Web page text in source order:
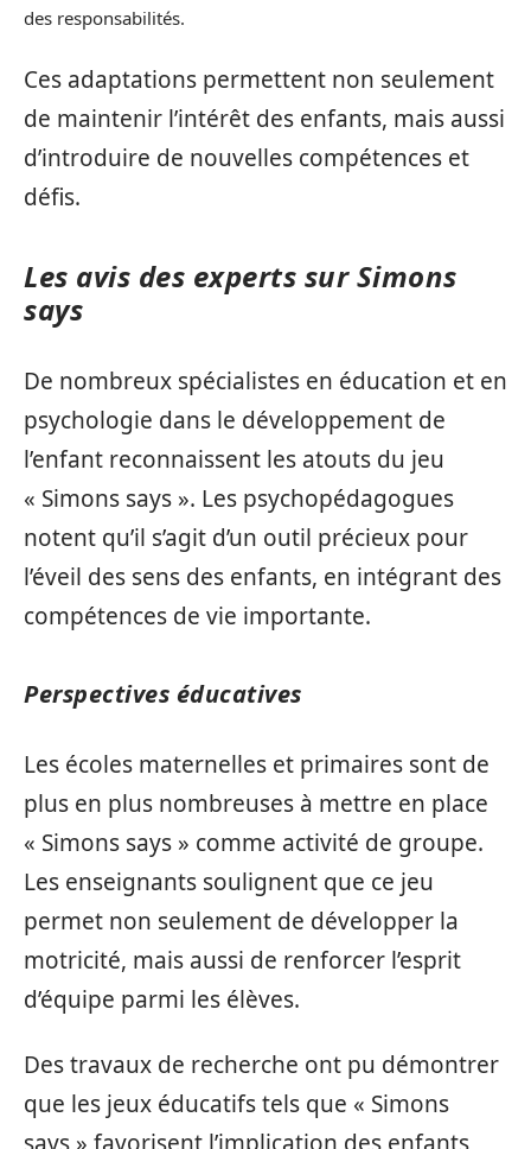
des responsabilités.
Ces adaptations permettent non seulement
de maintenir l’intérêt des enfants, mais aussi
d’introduire de nouvelles compétences et
défis.
Les avis des experts sur Simons
says
De nombreux spécialistes en éducation et en
psychologie dans le développement de
l’enfant reconnaissent les atouts du jeu
« Simons says ». Les psychopédagogues
notent qu’il s’agit d’un outil précieux pour
l’éveil des sens des enfants, en intégrant des
compétences de vie importante.
Perspectives éducatives
Les écoles maternelles et primaires sont de
plus en plus nombreuses à mettre en place
« Simons says » comme activité de groupe.
Les enseignants soulignent que ce jeu
permet non seulement de développer la
motricité, mais aussi de renforcer l’esprit
d’équipe parmi les élèves.
Des travaux de recherche ont pu démontrer
que les jeux éducatifs tels que « Simons